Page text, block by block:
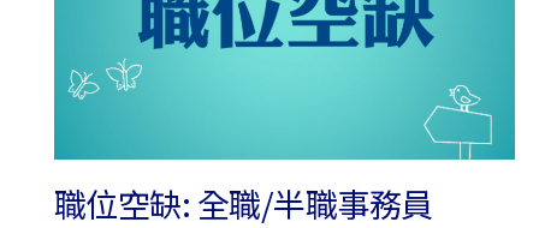
職位空缺: 全職/半職事務員